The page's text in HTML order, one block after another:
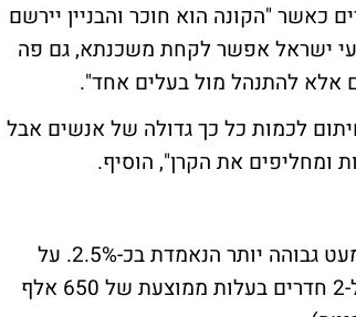
כאשר "הקונה הוא חוכר והבניין יירשם
ישראל אפשר לקחת משכנתא, גם פה
לכמות כל כך גדולה של אנשים אבל
ומחליפים את הקרן", הוסיף.
ביחס לדירות בשוק החופשי, דירות סטודנטים מניבות תשואה מעט גבוהה יותר הנאמדת בכ-2.5%. על
דירה טיפוסית בפרויקט: 35 מ"ר נטו ו-6 מ"ר מרפסת, מחולקת ל-2 חדרים בעלות ממוצעת של 650 אלף